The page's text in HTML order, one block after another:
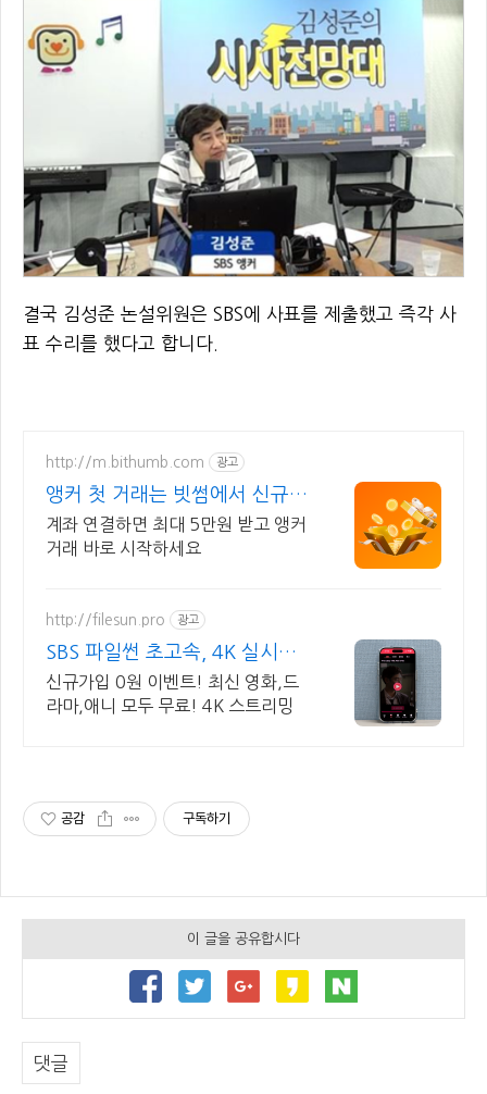
결국 김성준 논설위원은 SBS에 사표를 제출했고 즉각 사
표 수리를 했다고 합니다.
http://m.bithumb.com 광고
앵커 첫 거래는 빗썸에서 신규
가입 시 5만원 혜택
계좌 연결하면 최대 5만원 받고 앵커
거래 바로 시작하세요
http://filesun.pro 광고
SBS 파일썬 초고속, 4K 실시간
보기!
신규가입 0원 이벤트! 최신 영화,드
라마,애니 모두 무료! 4K 스트리밍
공감 구독하기
이 글을 공유합시다
댓글